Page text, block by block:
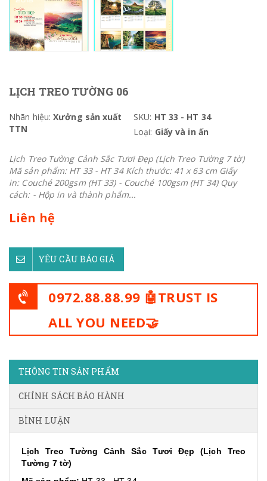
LỊCH TREO TƯỜNG 06
Nhãn hiệu: Xưởng sản xuất
TTN
SKU: HT 33 - HT 34
Loại: Giấy và in ấn
Lịch Treo Tường Cảnh Sắc Tươi Đẹp (Lịch Treo Tường 7 tờ)
Mã sản phẩm: HT 33 - HT 34 Kích thước: 41 x 63 cm Giấy
in: Couché 200gsm (HT 33) - Couché 100gsm (HT 34) Quy
cách: - Hộp in và thành phẩm...
Liên hệ
YÊU CẦU BÁO GIÁ
0972.88.88.99 🤖TRUST IS
ALL YOU NEED🤝
THÔNG TIN SẢN PHẨM
CHÍNH SÁCH BẢO HÀNH
BÌNH LUẬN
Lịch Treo Tường Cảnh Sắc Tươi Đẹp (Lịch Treo
Tường 7 tờ)